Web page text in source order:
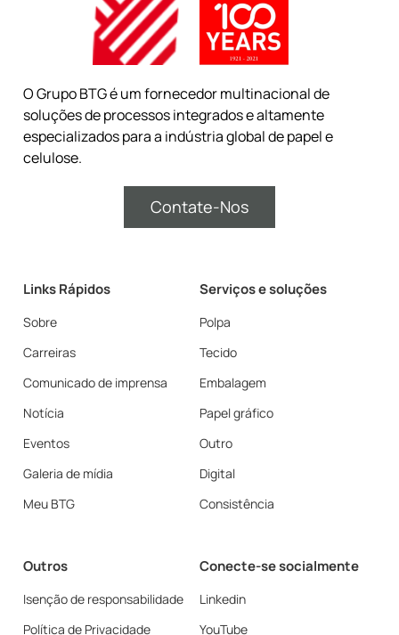
O Grupo BTG é um fornecedor multinacional de
soluções de processos integrados e altamente
especializados para a indústria global de papel e
celulose.
Contate-Nos
Links Rápidos
Sobre
Carreiras
Comunicado de imprensa
Notícia
Eventos
Galeria de mídia
Meu BTG
Serviços e soluções
Polpa
Tecido
Embalagem
Papel gráfico
Outro
Digital
Consistência
Outros
Isenção de responsabilidade
Política de Privacidade
Conecte-se socialmente
Linkedin
YouTube